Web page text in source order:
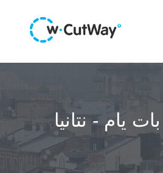
يام - نتانيا